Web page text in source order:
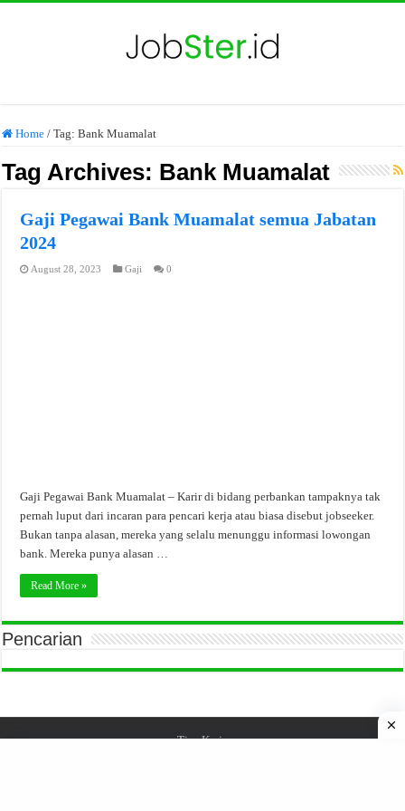
Home / Tag:Bank Muamalat
Tag Archives: Bank Muamalat
Gaji Pegawai Bank Muamalat semua Jabatan
2024
August 28, 2023 Gaji 0
Gaji Pegawai Bank Muamalat – Karir di bidang perbankan tampaknya tak
pernah luput dari incaran para pencari kerja atau biasa disebut jobseeker.
Bukan tanpa alasan, mereka yang selalu menunggu informasi lowongan
bank. Mereka punya alasan …
Read More »
Pencarian
Tips Kerja